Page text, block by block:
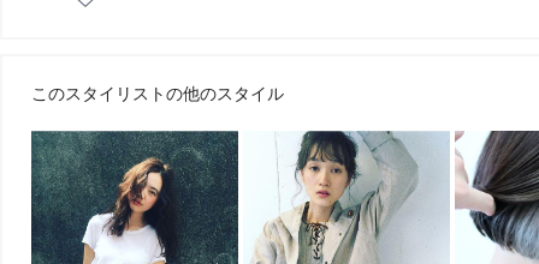
このスタイリストの他のスタイル